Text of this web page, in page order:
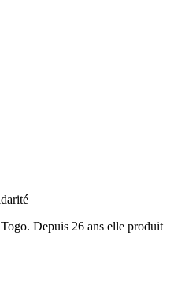
Depuis 26 ans elle produit